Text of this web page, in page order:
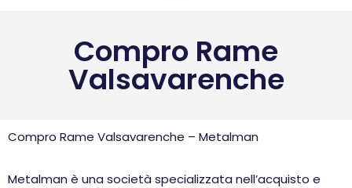
Compro Rame
Valsavarenche
Compro Rame Valsavarenche – Metalman
Metalman è una società specializzata nell’acquisto e